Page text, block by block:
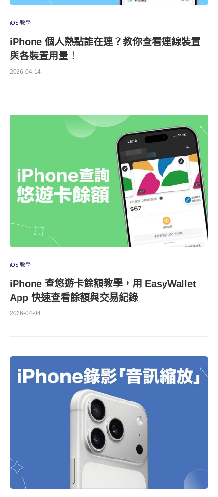
iOS 教學
iPhone 個人熱點誰在連？教你查看連線裝置
與各裝置用量！
2026-04-14
iOS 教學
iPhone 查悠遊卡餘額教學，用 EasyWallet
App 快速查看餘額與交易紀錄
2026-04-04